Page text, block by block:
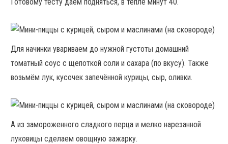
Для начинки увариваем до нужной густоты домашний
томатный соус с щепоткой соли и сахара (по вкусу). Также
возьмём лук, кусочек запечённой курицы, сыр, оливки.
А из замороженного сладкого перца и мелко нарезанной
луковицы сделаем овощную зажарку.